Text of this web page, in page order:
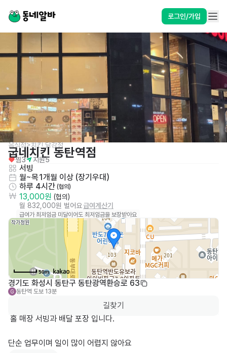
로그인/가입
음식점>치킨,닭강정
굽네치킨 동탄역점
찜3 지원5
서빙
월~목1개월 이상 (장기우대)
하루 4시간 (협의)
13,000원 (협의)
월 832,000원 벌어요급여계산기
급여가 최저임금 미달이어도 최저임금을 보장받아요
50m
경기도 화성시 동탄구 동탄광역환승로 63
G 동탄역 도보 13분
길찾기
단순 업무이며 일이 많이 어렵지 않아요